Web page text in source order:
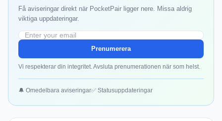
Få aviseringar direkt när PocketPair ligger nere. Missa aldrig
viktiga uppdateringar.
Prenumerera
Vi respekterar din integritet. Avsluta prenumerationen när som helst.
🔔 Omedelbara aviseringar✅ Statusuppdateringar